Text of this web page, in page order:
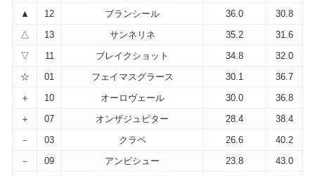
▲
12 ブランシール 36.0
30.8
△
13 サンネリネ 35.2
31.6
▽
11 ブレイクショット 34.8
32.0
☆
01 フェイマスグラース 30.1
36.7
＋
10 オーロヴェール 30.0
36.8
＋
07 オンザジュピター 28.4
38.4
－
03 クラペ 26.6
40.2
－
09 アンビシュー 23.8
43.0